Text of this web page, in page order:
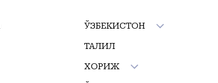
ЎЗБЕКИСТОН
ТАҲЛИЛ
ХОРИЖ